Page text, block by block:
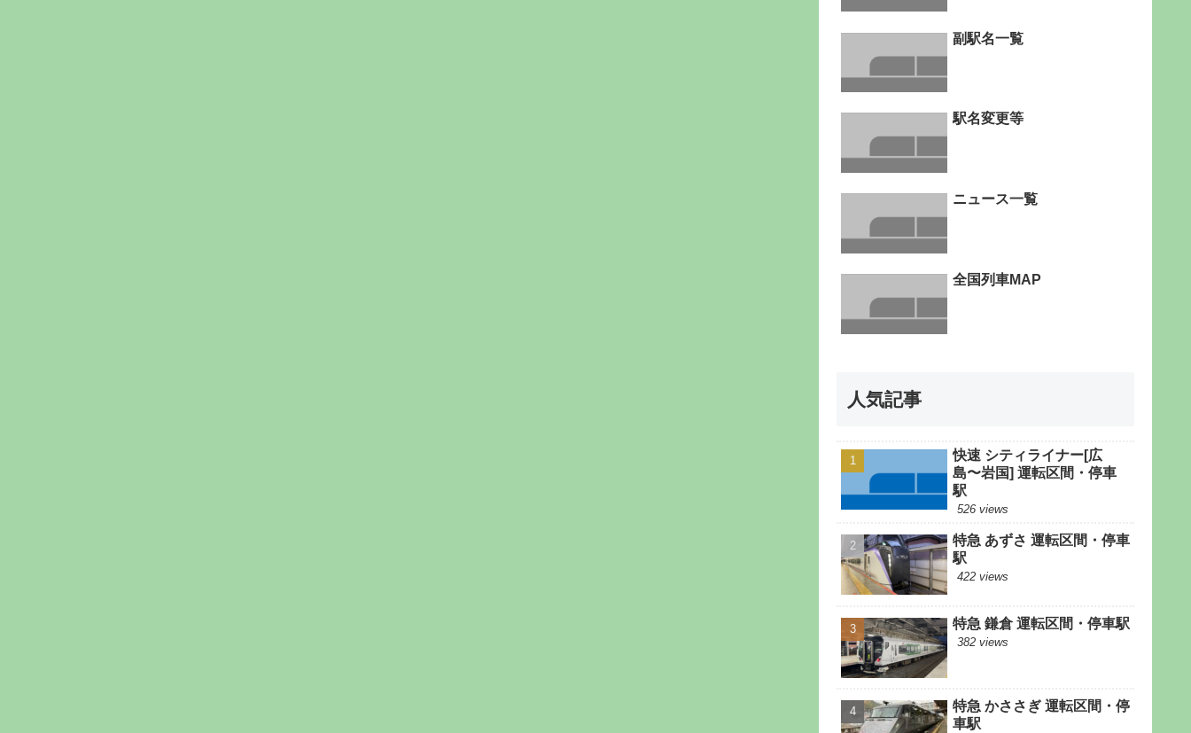
副駅名一覧
駅名変更等
ニュース一覧
全国列車MAP
人気記事
快速 シティライナー[広
島〜岩国] 運転区間・停車
駅
526 views
特急 あずさ 運転区間・停車
駅
422 views
特急 鎌倉 運転区間・停車駅
382 views
特急 かささぎ 運転区間・停
車駅